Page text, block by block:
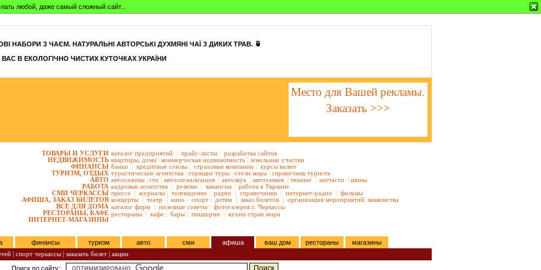
любой, даже самый сложный сайт...
НАБОРИ З ЧАЄМ. НАТУРАЛЬНІ АВТОРСЬКІ ДУХМЯНІ ЧАЇ З ДИКИХ ТРАВ. 🍵
В ЕКОЛОГІЧНО ЧИСТИХ КУТОЧКАХ УКРАЇНИ
Место для Вашей рекламы.
Заказать >>>
ТОВАРЫ И УСЛУГИ
НЕДВИЖИМОСТЬ
ФИНАНСЫ
ТУРИЗМ, ОТДЫХ
АВТО
РАБОТА
СМИ ЧЕРКАССЫ
АФИША, ЗАКАЗ БИЛЕТОВ
ВСЕ ДЛЯ ДОМА
РЕСТОРАНЫ, КАФЕ
ИНТЕРНЕТ-МАГАЗИНЫ
каталог предприятий | прайс-листы | разработка сайтов
квартиры, дома | коммерческая недвижимость | земельные участки
банки | кредитные союзы | страховые компании | курсы валют
туристические агентства | горящие туры | отели мира | справочник туриста
автосалоны | сто | автосигнализация | автозвук | автохимия | тюнинг | запчасти | шины
кадровые агентства | резюме | вакансии | работа в Украине
пресса | журналы | телевидение | радио | справочники | интернет-радио | фильмы
концерты | театр | кино | спорт | детям | заказ билетов | организация мероприятий| знакомства
каталог фирм | полезные советы | фотогалерея г. Черкассы
рестораны | кафе | бары | пиццерии | кухни стран мира
финансы туризм авто сми афиша ваш дом рестораны
магазины
| спорт черкассы | заказать билет | акции
Поиск по сайту: